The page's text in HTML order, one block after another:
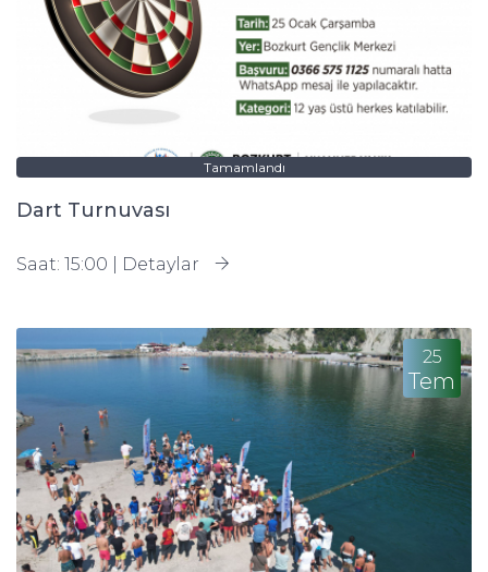
Tamamlandı
Dart Turnuvası
Saat: 15:00 | Detaylar
25
Tem